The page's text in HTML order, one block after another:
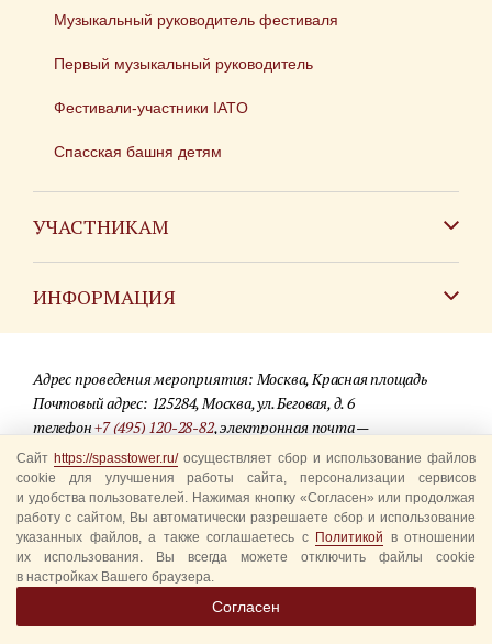
Музыкальный руководитель фестиваля
Первый музыкальный руководитель
Фестивали-участники IATO
Спасская башня детям
УЧАСТНИКАМ
ИНФОРМАЦИЯ
Для СМИ
Где купить билеты
Акции
Вопрос-ответ
Правила посещения
Уполномоченные представители
Адрес проведения мероприятия: Москва, Красная площадь
Почтовый адрес: 125284, Москва, ул. Беговая, д. 6
телефон+7 (495) 120-28-82, электронная почта —
info@spasstower.ru
© 2009-2025 Официальный сайт фестиваля «Спасская башня»
Разработка сайта —студия «Сибирикс»
Сайт https://spasstower.ru/осуществляет сбор и использование файлов
cookie для улучшения работы сайта, персонализации сервисов
и удобства пользователей. Нажимая кнопку «Согласен» или продолжая
работу с сайтом, Вы автоматически разрешаете сбор и использование
указанных файлов, а также соглашаетесь с Политикой в отношении
их использования. Вы всегда можете отключить файлы cookie
в настройках Вашего браузера.
Согласен